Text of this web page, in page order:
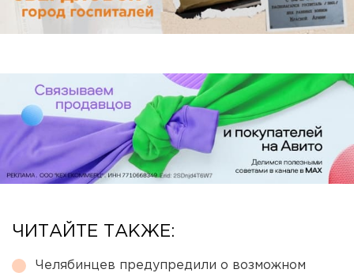
ЧИТАЙТЕ ТАКЖЕ:
Челябинцев предупредили о возможном